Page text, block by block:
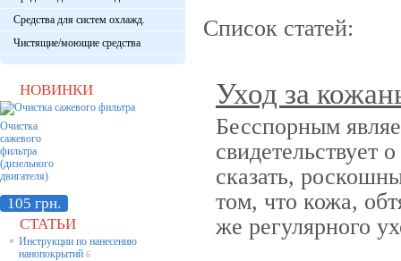
Средства для систем охлажд.
Чистящие/моющие средства
НОВИНКИ
Очистка
сажевого
фильтра
(дизельного
двигателя)
105 грн.
СТАТЬИ
* Инструкции по нанесению
нанопокрытий 6
Список статей:
Уход за
Бесспорным
свидетельствует
сказать,
том, что кожа,
же регулярного